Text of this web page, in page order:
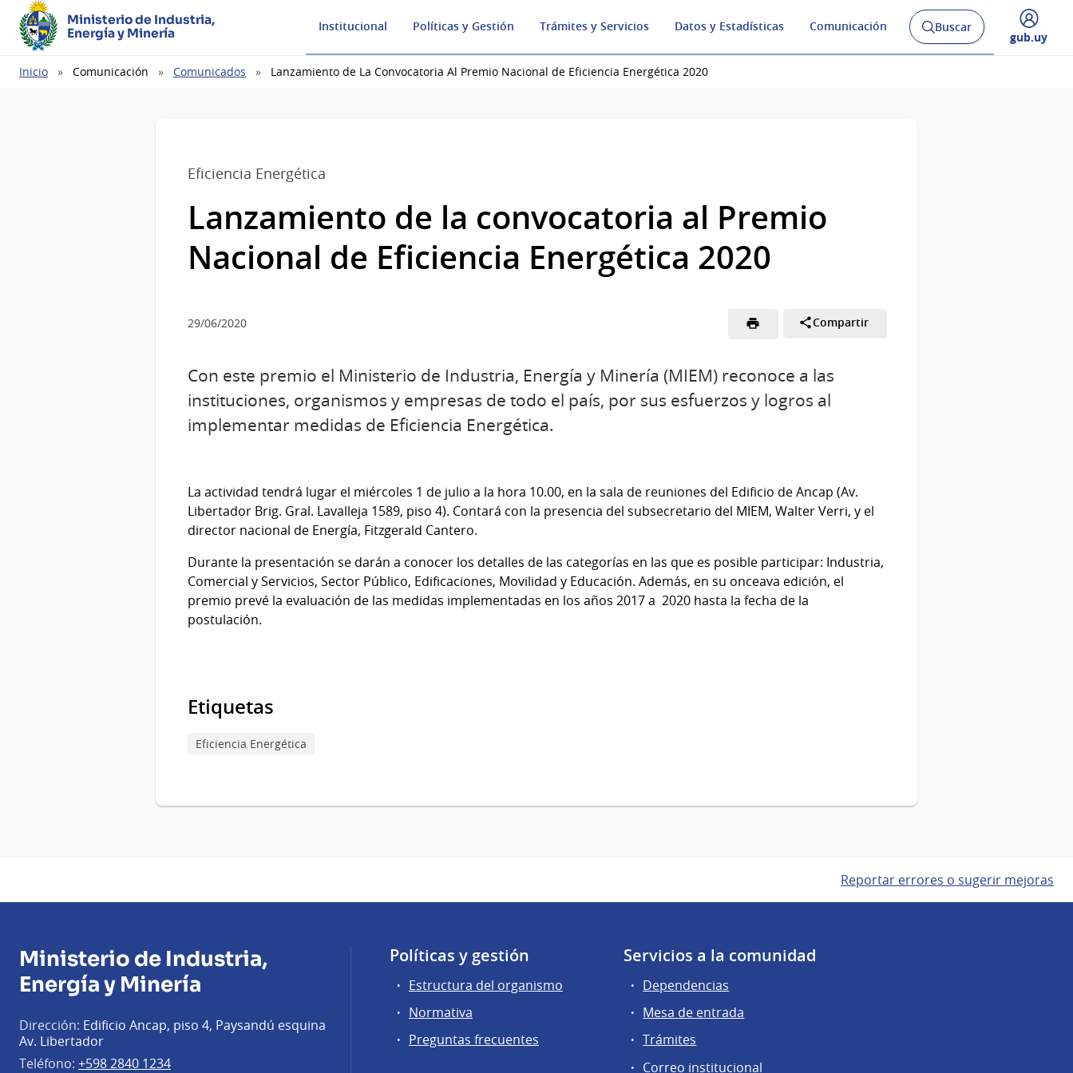
Ministerio de Industria,
Energía y Minería
Institucional Políticas y Gestión Trámites y Servicios Datos y Estadísticas Comunicación
Abrir
buscador
Buscar
Desplegar
gub.uy
Ruta
Inicio Comunicación Comunicados Lanzamiento de La Convocatoria Al Premio Nacional de Eficiencia Energética 2020
Eficiencia Energética
Lanzamiento de la convocatoria al Premio
Nacional de Eficiencia Energética 2020
29/06/2020 Compartir
Con este premio el Ministerio de Industria, Energía y Minería (MIEM) reconoce a las
instituciones, organismos y empresas de todo el país, por sus esfuerzos y logros al
implementar medidas de Eficiencia Energética.
La actividad tendrá lugar el miércoles 1 de julio a la hora 10.00, en la sala de reuniones del Edificio de Ancap (Av.
Libertador Brig. Gral. Lavalleja 1589, piso 4). Contará con la presencia del subsecretario del MIEM, Walter Verri, y el
director nacional de Energía, Fitzgerald Cantero.
Durante la presentación se darán a conocer los detalles de las categorías en las que es posible participar: Industria,
Comercial y Servicios, Sector Público, Edificaciones, Movilidad y Educación. Además, en su onceava edición, el
premio prevé la evaluación de las medidas implementadas en los años 2017a 2020 hasta la fecha de la
postulación.
Etiquetas
Eficiencia Energética
Reportar errores o sugerir mejoras
Ministerio de Industria,
Energía y Minería
Dirección: Edificio Ancap, piso 4, Paysandú esquina
Av. Libertador
Teléfono: +598 2840 1234
Políticas y gestión
Estructura del organismo
Normativa
Preguntas frecuentes
Servicios a la comunidad
Dependencias
Mesa de entrada
Trámites
Correo institucional